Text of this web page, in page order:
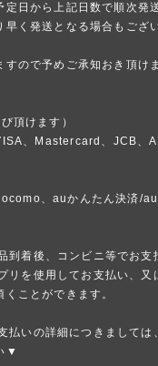
日から上記日数で順次発
く発送となる場合もござ
すので予めご承知おき頂け
頂けます）
、Mastercard、JCB、
、auかんたん決済/au
到着後、コンビニ等でお
を使用してお支払い、又
ことができます。
いの詳細につきましては
▼